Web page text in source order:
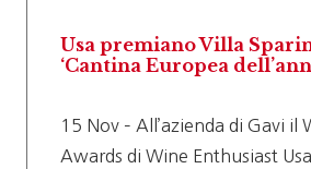
Usa premiano Villa
‘Cantina Europea
15 Nov – All’azienda di Gavi il
Awards di Wine Enthusiast